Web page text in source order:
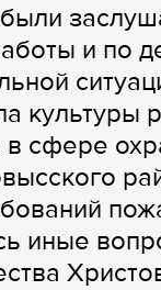
и по
в сфере
иные